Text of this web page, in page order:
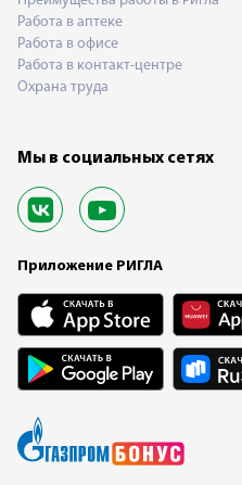
Работа в аптеке
Работа в офисе
Работа в контакт-центре
Охрана труда
Мы в социальных сетях
Приложение РИГЛА